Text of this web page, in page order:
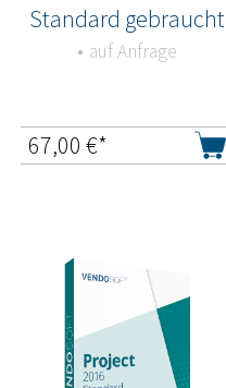
Standard gebraucht
auf Anfrage
67,00 €*